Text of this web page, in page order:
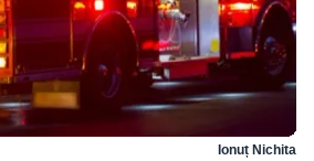
Ionuț Nichita